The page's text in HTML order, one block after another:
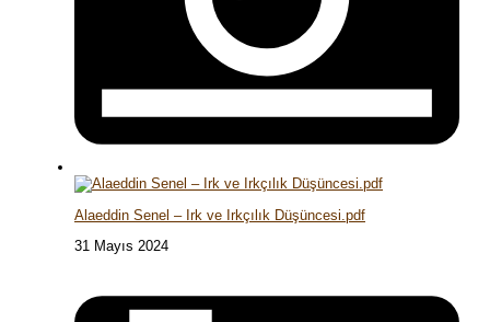
Alaeddin Senel – Irk ve Irkçılık Düşüncesi.pdf
31 Mayıs 2024